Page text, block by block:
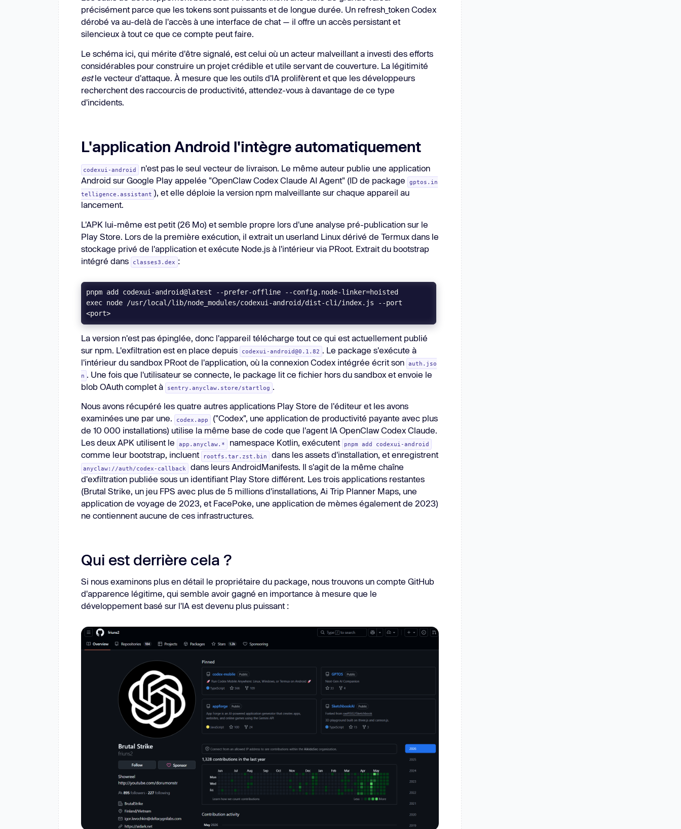
précisément parce que les tokens sont puissants et de longue durée. Un refresh_token Codex
dérobé va au-delà de l'accès à une interface de chat — il offre un accès persistant et
silencieux à tout ce que ce compte peut faire.
Le schéma ici, qui mérite d'être signalé, est celui où un acteur malveillant a investi des efforts
considérables pour construire un projet crédible et utile servant de couverture. La légitimité
estle vecteur d'attaque. À mesure que les outils d'IA prolifèrent et que les développeurs
recherchent des raccourcis de productivité, attendez-vous à davantage de ce type
d'incidents.
L'application Android l'intègre automatiquement
codexui-android n'est pas le seul vecteur de livraison. Le même auteur publie une application
Android sur Google Play appelée "OpenClaw Codex Claude AI Agent" (ID de package
gptos.in
telligence.assistant ), et elle déploie la version npm malveillante sur chaque appareil au
lancement.
L'APK lui-même est petit (26 Mo) et semble propre lors d'une analyse pré-publication sur le
Play Store. Lors de la première exécution, il extrait un userland Linux dérivé de Termux dans le
stockage privé de l'application et exécute Node.js à l'intérieur via PRoot. Extrait du bootstrap
intégré dans
classes3.dex :
exec node /usr/local/lib/node_modules/codexui-android/dist-cli/index.js --port
<port>
La version n'est pas épinglée, donc l'appareil télécharge tout ce qui est actuellement publié
sur npm. L'exfiltration est en place depuis
codexui-android@0.1.82 . Le package s'exécute à
l'intérieur du sandbox PRoot de l'application, où la connexion Codex intégrée écrit son
auth.jso
n
. Une fois que l'utilisateur se connecte, le package lit ce fichier hors du sandbox et envoie le
blob OAuth complet à
sentry.anyclaw.store/startlog .
Nous avons récupéré les quatre autres applications Play Store de l'éditeur et les avons
examinées une par une.
codex.app ("Codex", une application de productivité payante avec plus
de 10 000 installations) utilise la même base de code que l'agent IA OpenClaw Codex Claude.
Les deux APK utilisent le
app.anyclaw.* namespace Kotlin, exécutent pnpm add codexui-android
comme leur bootstrap, incluent rootfs.tar.zst.bin dans les assets d'installation, et enregistrent
anyclaw://auth/codex-callback dans leurs AndroidManifests. Il s'agit de la même chaîne
d'exfiltration publiée sous un identifiant Play Store différent. Les trois applications restantes
(Brutal Strike, un jeu FPS avec plus de 5 millions d'installations, Ai Trip Planner Maps, une
application de voyage de 2023, et FacePoke, une application de mèmes également de 2023)
ne contiennent aucune de ces infrastructures.
Qui est derrière cela ?
Si nous examinons plus en détail le propriétaire du package, nous trouvons un compte GitHub
d'apparence légitime, qui semble avoir gagné en importance à mesure que le
développement basé sur l'IA est devenu plus puissant :